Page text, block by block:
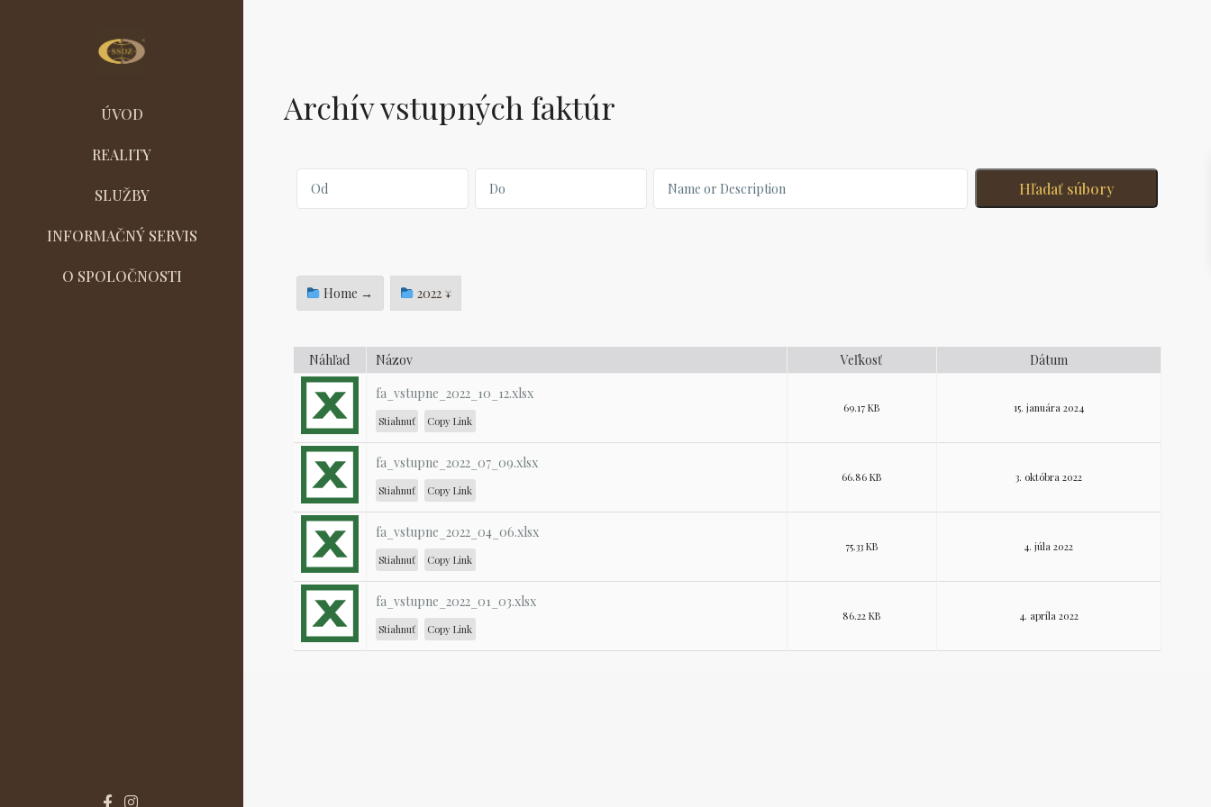
ÚVOD
REALITY
SLUŽBY
INFORMAČNÝ SERVIS
O SPOLOČNOSTI
Archív vstupných faktúr
Home → 2022 ↓
Náhľad Názov Veľkosť
Dátum
fa_vstupne_2022_10_12.xlsx
Stiahnuť Copy Link
69.17 KB 15. januára 2024
fa_vstupne_2022_07_09.xlsx
Stiahnuť Copy Link
66.86 KB 3. októbra 2022
fa_vstupne_2022_04_06.xlsx
Stiahnuť Copy Link
75.33 KB 4. júla 2022
fa_vstupne_2022_01_03.xlsx
Stiahnuť Copy Link
86.22 KB 4. apríla 2022